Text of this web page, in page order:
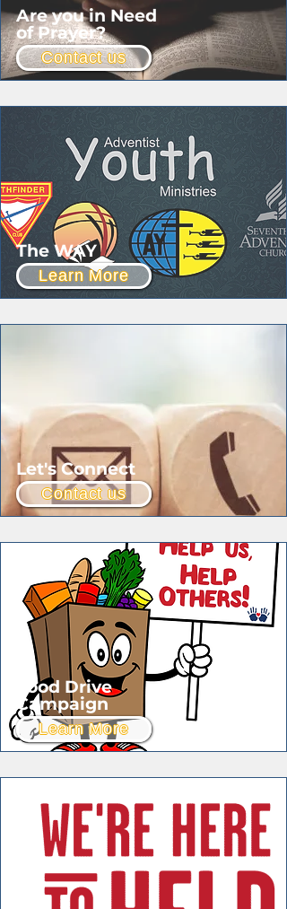
Are you in Need
of Prayer?
Contact us
The WAY
Learn More
Let's Connect
Contact us
Food Drive
Campaign
Learn More